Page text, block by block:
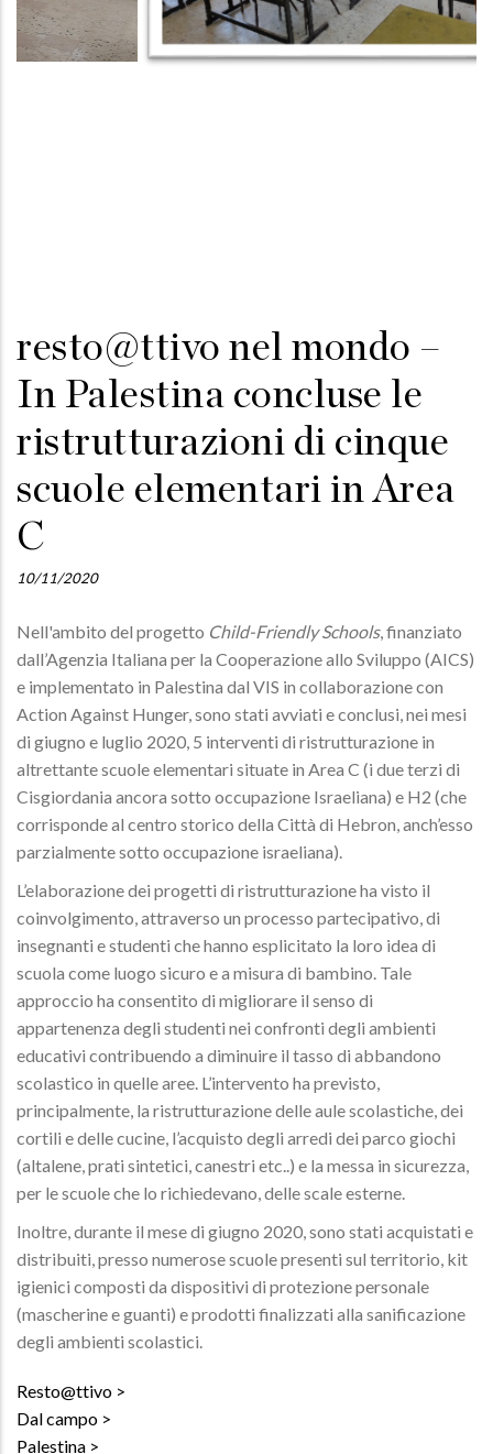
resto@ttivo nel mondo –
In Palestina concluse le
ristrutturazioni di cinque
scuole elementari in Area
C
10/11/2020
Nell'ambito del progetto Child-Friendly Schools, finanziato
dall’Agenzia Italiana per la Cooperazione allo Sviluppo (AICS)
e implementato in Palestina dal VIS in collaborazione con
Action Against Hunger, sono stati avviati e conclusi, nei mesi
di giugno e luglio 2020, 5 interventi di ristrutturazione in
altrettante scuole elementari situate in Area C (i due terzi di
Cisgiordania ancora sotto occupazione Israeliana) e H2 (che
corrisponde al centro storico della Città di Hebron, anch’esso
parzialmente sotto occupazione israeliana).
L’elaborazione dei progetti di ristrutturazione ha visto il
coinvolgimento, attraverso un processo partecipativo, di
insegnanti e studenti che hanno esplicitato la loro idea di
scuola come luogo sicuro e a misura di bambino. Tale
approccio ha consentito di migliorare il senso di
appartenenza degli studenti nei confronti degli ambienti
educativi contribuendo a diminuire il tasso di abbandono
scolastico in quelle aree. L’intervento ha previsto,
principalmente, la ristrutturazione delle aule scolastiche, dei
cortili e delle cucine, l’acquisto degli arredi dei parco giochi
(altalene, prati sintetici, canestri etc..) e la messa in sicurezza,
per le scuole che lo richiedevano, delle scale esterne.
Inoltre, durante il mese di giugno 2020, sono stati acquistati e
distribuiti, presso numerose scuole presenti sul territorio, kit
igienici composti da dispositivi di protezione personale
(mascherine e guanti) e prodotti finalizzati alla sanificazione
degli ambienti scolastici.
Resto@ttivo
Dal campo
Palestina